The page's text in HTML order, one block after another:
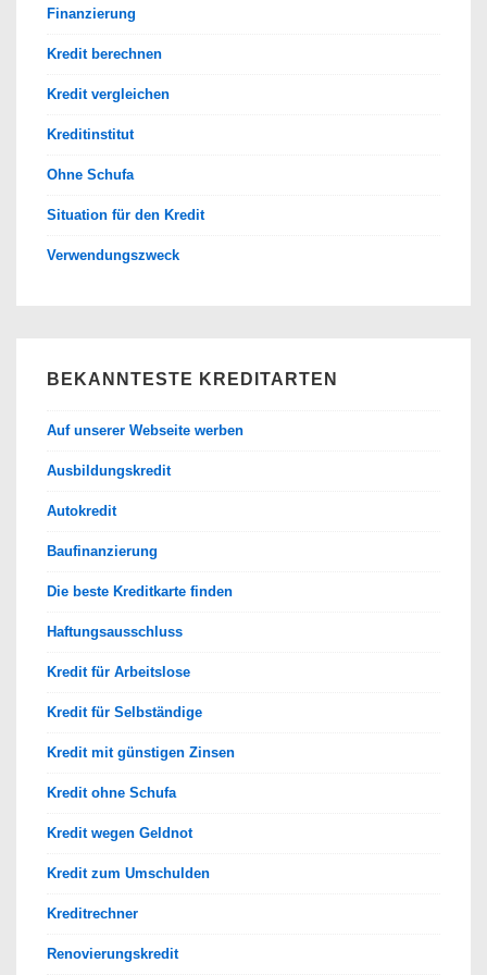
Finanzierung
Kredit berechnen
Kredit vergleichen
Kreditinstitut
Ohne Schufa
Situation für den Kredit
Verwendungszweck
BEKANNTESTE KREDITARTEN
Auf unserer Webseite werben
Ausbildungskredit
Autokredit
Baufinanzierung
Die beste Kreditkarte finden
Haftungsausschluss
Kredit für Arbeitslose
Kredit für Selbständige
Kredit mit günstigen Zinsen
Kredit ohne Schufa
Kredit wegen Geldnot
Kredit zum Umschulden
Kreditrechner
Renovierungskredit